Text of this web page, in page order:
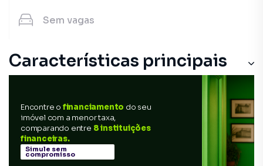
Sem vagas
Características principais
Encontre o financiamento do seu
imóvel com a menor taxa,
comparando entre 8 instituições
financeiras.
Simule sem
compromisso